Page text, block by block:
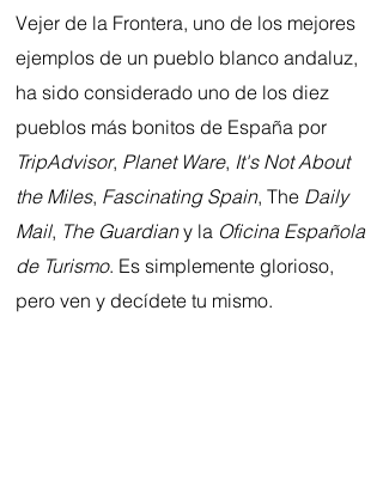
Vejer de la Frontera, uno de los mejores
ejemplos de un pueblo blanco andaluz,
ha sido considerado uno de los diez
pueblos más bonitos de España por
TripAdvisor, Planet Ware, It's Not About
the Miles, Fascinating Spain, The Daily
Mail, The Guardiany la Oficina Española
de Turismo. Es simplemente glorioso,
pero ven y decídete tu mismo.
Vejer de la Frontera